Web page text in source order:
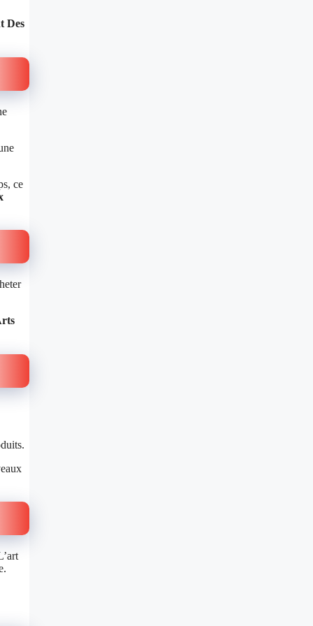
Des
ce